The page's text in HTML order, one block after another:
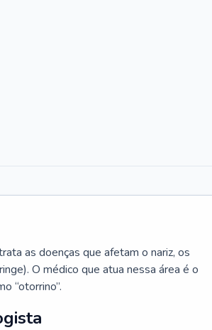
as doenças que afetam o nariz, os
O médico que atua nessa área é o
“otorrino”.